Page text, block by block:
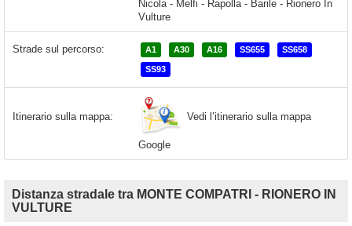
Strade sul percorso: A1 A30 A16 SS655 SS658
SS93
Itinerario sulla mappa: Vedi l’itinerario sulla mappa
Google
Distanza stradale tra MONTE COMPATRI - RIONERO IN
VULTURE